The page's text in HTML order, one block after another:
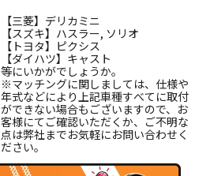
【三菱】デリカミニ
【スズキ】ハスラー, ソリオ
【トヨタ】ピクシス
【ダイハツ】キャスト
等にいかがでしょうか。
※マッチングに関しましては、仕様や
年式などにより上記車種すべてに取付
ができない場合もございますので、お
客様にてご確認いただくか、ご不明な
点は弊社までお気軽にお問い合わせく
ださい。